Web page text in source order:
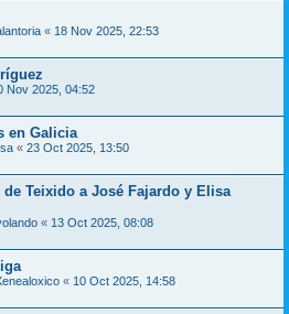
« 18 Nov 2025, 22:53
Nov 2025, 04:52
en Galicia
« 23 Oct 2025, 13:50
Teixido a José Fajardo y Elisa
« 13 Oct 2025, 08:08
« 10 Oct 2025, 14:58